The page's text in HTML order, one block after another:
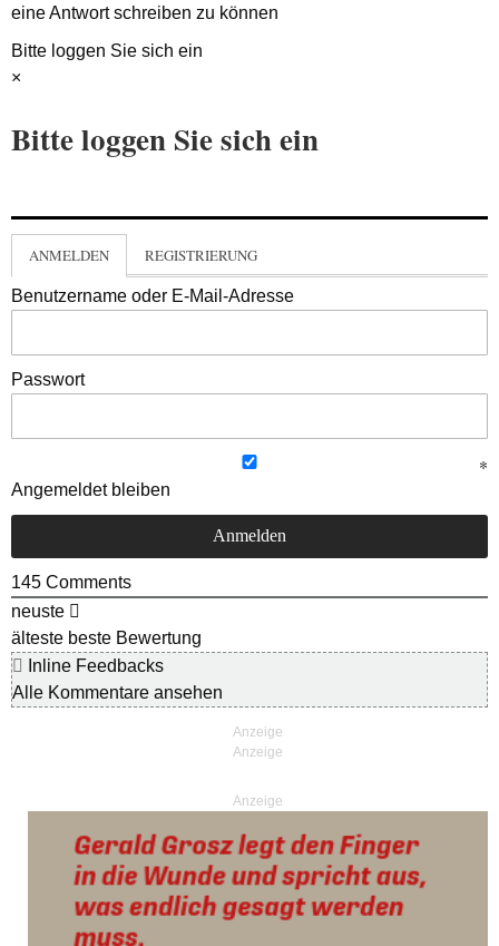
eine Antwort schreiben zu können
Bitte loggen Sie sich ein
×
Bitte loggen Sie sich ein
ANMELDEN REGISTRIERUNG
Benutzername oder E-Mail-Adresse
Passwort
Angemeldet bleiben
145 Comments
neuste
älteste beste Bewertung
Inline Feedbacks
Alle Kommentare ansehen
Anzeige